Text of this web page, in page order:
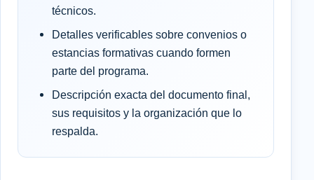
técnicos.
Detalles verificables sobre convenios o
estancias formativas cuando formen
parte del programa.
Descripción exacta del documento final,
sus requisitos y la organización que lo
respalda.